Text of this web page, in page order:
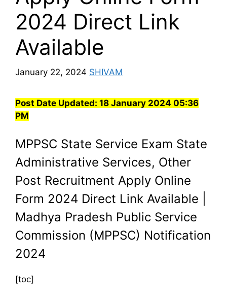
2024 Direct Link
Available
January 22, 2024 SHIVAM
Post Date Updated: 18 January 2024 05:36
PM
MPPSC State Service Exam State
Administrative Services, Other
Post Recruitment Apply Online
Form 2024 Direct Link Available |
Madhya Pradesh Public Service
Commission (MPPSC) Notification
2024
[toc]